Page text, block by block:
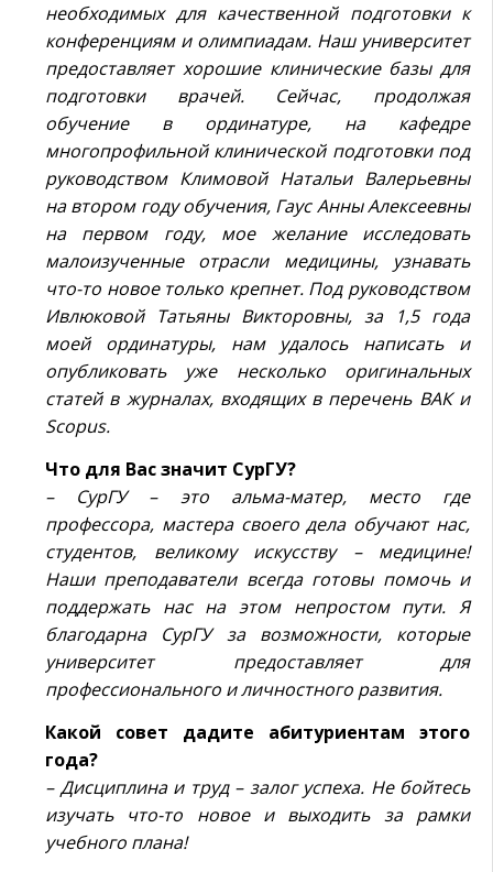
необходимых для качественной подготовки к
конференциям и олимпиадам. Наш университет
предоставляет хорошие клинические базы для
подготовки врачей. Сейчас, продолжая
обучение в ординатуре, на кафедре
многопрофильной клинической подготовки под
руководством Климовой Натальи Валерьевны
на втором году обучения, Гаус Анны Алексеевны
на первом году, мое желание исследовать
малоизученные отрасли медицины, узнавать
что-то новое только крепнет. Под руководством
Ивлюковой Татьяны Викторовны, за 1,5 года
моей ординатуры, нам удалось написать и
опубликовать уже несколько оригинальных
статей в журналах, входящих в перечень ВАК и
Scopus.
Что для Вас значит СурГУ?
– СурГУ – это альма-матер, место где
профессора, мастера своего дела обучают нас,
студентов, великому искусству – медицине!
Наши преподаватели всегда готовы помочь и
поддержать нас на этом непростом пути. Я
благодарна СурГУ за возможности, которые
университет предоставляет для
профессионального и личностного развития.
Какой совет дадите абитуриентам этого
года?
– Дисциплина и труд – залог успеха. Не бойтесь
изучать что-то новое и выходить за рамки
учебного плана!